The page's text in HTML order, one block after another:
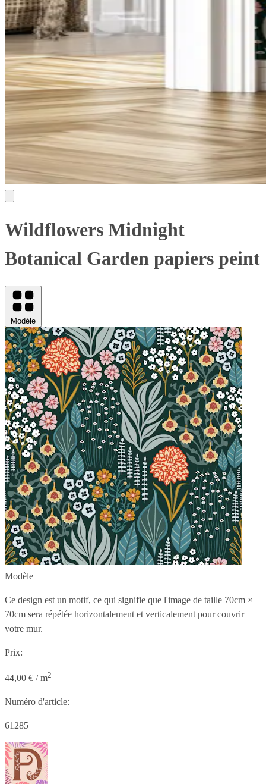
Wildflowers Midnight
Botanical Garden papiers peint
Modèle
Modèle
Ce design est un motif, ce qui signifie que l'image de taille 70cm ×
70cm sera répétée horizontalement et verticalement pour couvrir
votre mur.
Prix:
44,00 € / m2
Numéro d'article:
61285